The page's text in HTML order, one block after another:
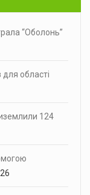
“Оболонь”
області
124